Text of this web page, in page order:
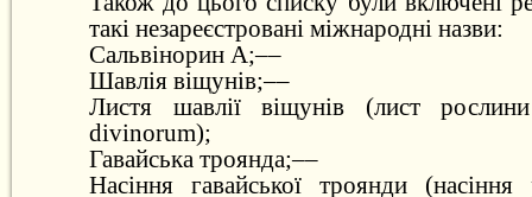
такі незареєстровані міжнародні назви:
Сальвінорин А;––
Шавлія віщунів;––
Листя шавлії віщунів (лист
divinorum);
Гавайська троянда;––
Насіння гавайської троянди